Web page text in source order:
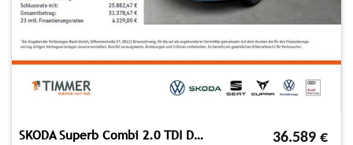
SKODA Superb Combi 2.0 TDI DSG SELECTION *AHK *MATRIX 36.589 €